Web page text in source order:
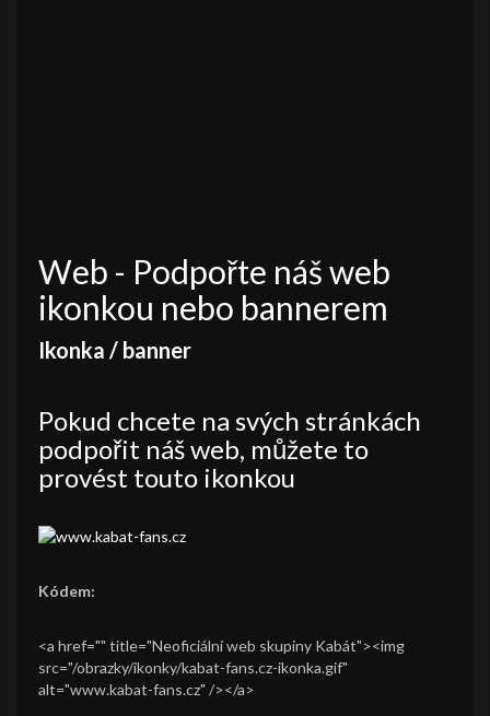
Web - Podpořte náš web
ikonkou nebo bannerem
Ikonka / banner
Pokud chcete na svých stránkách
podpořit náš web, můžete to
provést touto ikonkou
Kódem:
<a href="" title="Neoficiální web skupiny Kabát"><img
src="/obrazky/ikonky/kabat-fans.cz-ikonka.gif"
alt="www.kabat-fans.cz" /></a>